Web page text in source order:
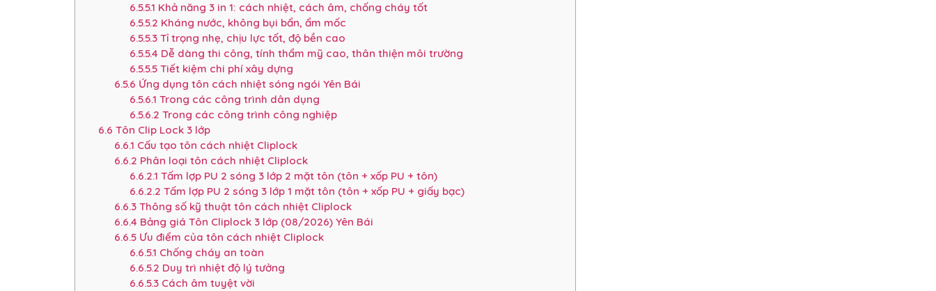
6.5.5.1 Khả năng 3 in 1: cách nhiệt, cách âm, chống cháy tốt
6.5.5.2 Kháng nước, không bụi bẩn, ẩm mốc
6.5.5.3 Tỉ trọng nhẹ, chịu lực tốt, độ bền cao
6.5.5.4 Dễ dàng thi công, tính thẩm mỹ cao, thân thiện môi trường
6.5.5.5 Tiết kiệm chi phí xây dựng
6.5.6 Ứng dụng tôn cách nhiệt sóng ngói Yên Bái
6.5.6.1 Trong các công trình dân dụng
6.5.6.2 Trong các công trình công nghiệp
6.6 Tôn Clip Lock 3 lớp
6.6.1 Cấu tạo tôn cách nhiệt Cliplock
6.6.2 Phân loại tôn cách nhiệt Cliplock
6.6.2.1 Tấm lợp PU 2 sóng 3 lớp 2 mặt tôn (tôn + xốp PU + tôn)
6.6.2.2 Tấm lợp PU 2 sóng 3 lớp 1 mặt tôn (tôn + xốp PU + giấy bạc)
6.6.3Thông số kỹ thuật tôn cách nhiệt Cliplock
6.6.4 Bảng giá Tôn Cliplock 3 lớp (08/2026) Yên Bái
6.6.5Ưu điểm của tôn cách nhiệt Cliplock
6.6.5.1 Chống cháy an toàn
6.6.5.2 Duy trì nhiệt độ lý tưởng
6.6.5.3 Cách âm tuyệt vời